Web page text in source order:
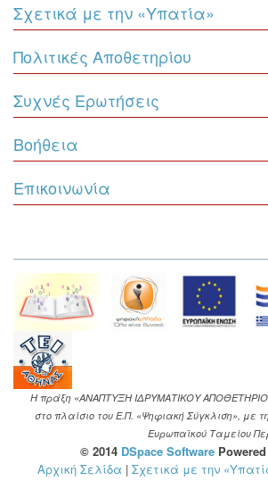
Σχετικά με την «Υπατία»
Πολιτικές Αποθετηρίου
Συχνές Ερωτήσεις
Βοήθεια
Επικοινωνία
Η πράξη «ΑΝΑΠΤΥΞΗ ΙΔΡΥΜΑΤΙΚΟΥ
στο πλαίσιο του Ε.Π. «Ψηφιακή Σύγκλιση», με
Ευρωπαϊκού Ταμείου
© 2014 DSpace Software
Αρχική Σελίδα | Σχετικά με την